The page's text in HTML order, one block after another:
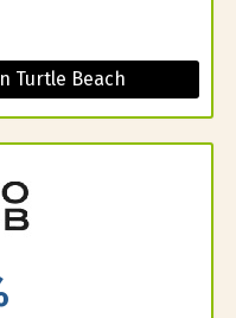
Turtle Beach